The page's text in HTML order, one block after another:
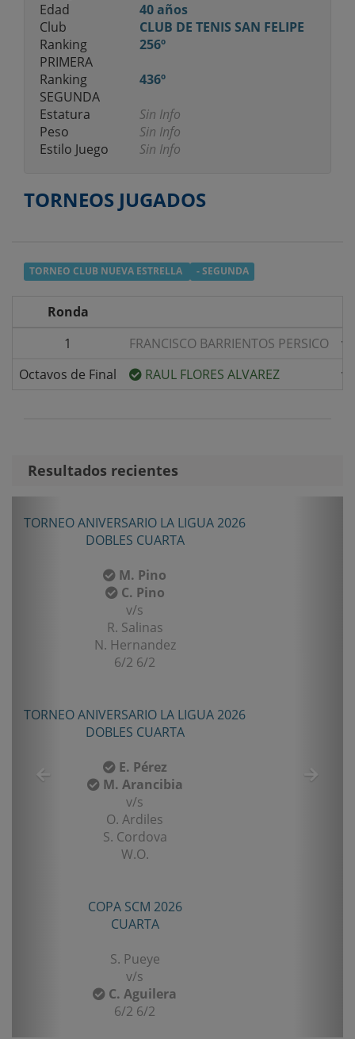
Edad
40 años
Club
CLUB DE TENIS SAN FELIPE
Ranking
PRIMERA
256º
Ranking
SEGUNDA
436º
Estatura
Sin Info
Peso
Sin Info
Estilo Juego
Sin Info
TORNEOS JUGADOS
TORNEO CLUB NUEVA ESTRELLA - SEGUNDA
Ronda
1
FRANCISCO BARRIENTOS PERSICO
Octavos de Final
RAUL FLORES ALVAREZ
Resultados recientes
TORNEO ANIVERSARIO LA LIGUA 2026
DOBLES CUARTA
M. Pino
C. Pino
v/s
R. Salinas
N. Hernandez
6/2 6/2
TORNEO ANIVERSARIO LA LIGUA 2026
DOBLES CUARTA
E. Pérez
M. Arancibia
v/s
O. Ardiles
S. Cordova
W.O.
COPA SCM 2026
CUARTA
S. Pueye
v/s
C. Aguilera
6/2 6/2